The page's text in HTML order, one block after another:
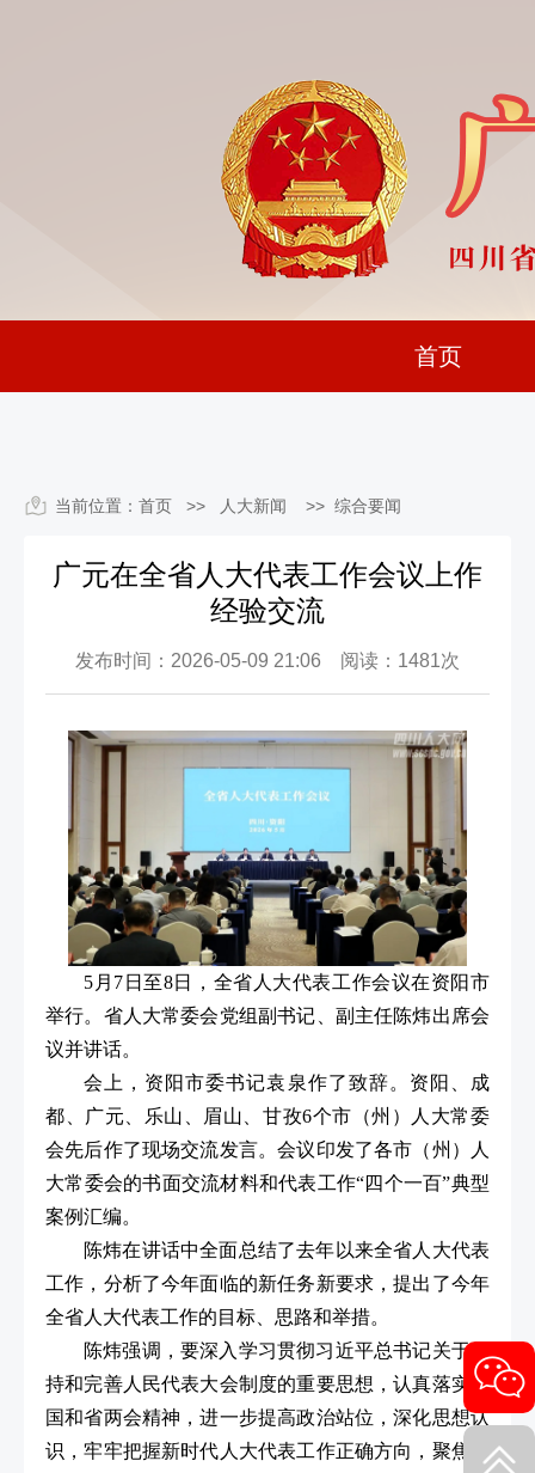
首页
当前位置： 首页 >> 人大新闻 >> 综合要闻
广元在全省人大代表工作会议上作
经验交流
发布时间：2026-05-09 21:06 阅读：1481次
5月7日至8日，全省人大代表工作会议在资阳市
举行。省人大常委会党组副书记、副主任陈炜出席会
议并讲话。
会上，资阳市委书记袁泉作了致辞。资阳、成
都、广元、乐山、眉山、甘孜6个市（州）人大常委
会先后作了现场交流发言。会议印发了各市（州）人
大常委会的书面交流材料和代表工作“四个一百”典型
案例汇编。
陈炜在讲话中全面总结了去年以来全省人大代表
工作，分析了今年面临的新任务新要求，提出了今年
全省人大代表工作的目标、思路和举措。
陈炜强调，要深入学习贯彻习近平总书记关于坚
持和完善人民代表大会制度的重要思想，认真落实全
国和省两会精神，进一步提高政治站位，深化思想认
识，牢牢把握新时代人大代表工作正确方向，聚焦重